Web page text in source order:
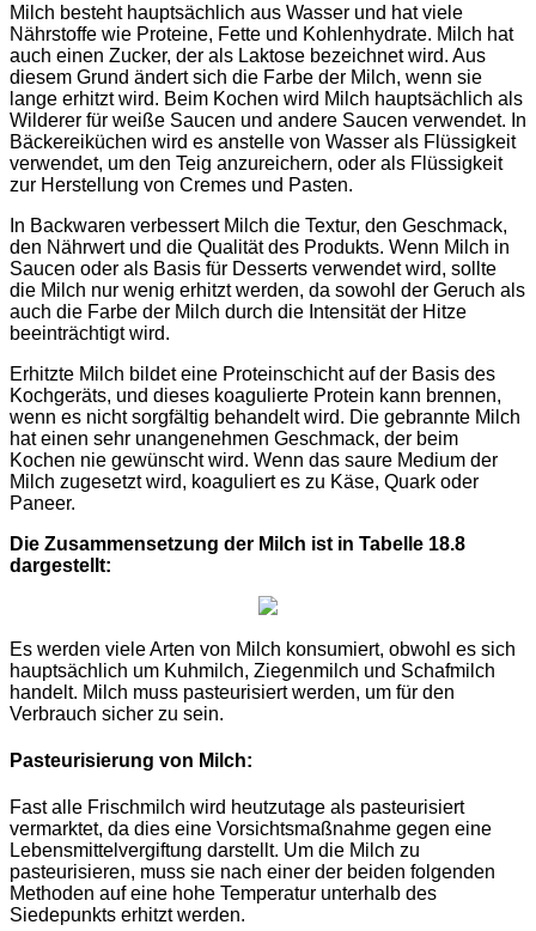
Milch besteht hauptsächlich aus Wasser und hat viele
Nährstoffe wie Proteine, Fette und Kohlenhydrate. Milch hat
auch einen Zucker, der als Laktose bezeichnet wird. Aus
diesem Grund ändert sich die Farbe der Milch, wenn sie
lange erhitzt wird. Beim Kochen wird Milch hauptsächlich als
Wilderer für weiße Saucen und andere Saucen verwendet. In
Bäckereiküchen wird es anstelle von Wasser als Flüssigkeit
verwendet, um den Teig anzureichern, oder als Flüssigkeit
zur Herstellung von Cremes und Pasten.
In Backwaren verbessert Milch die Textur, den Geschmack,
den Nährwert und die Qualität des Produkts. Wenn Milch in
Saucen oder als Basis für Desserts verwendet wird, sollte
die Milch nur wenig erhitzt werden, da sowohl der Geruch als
auch die Farbe der Milch durch die Intensität der Hitze
beeinträchtigt wird.
Erhitzte Milch bildet eine Proteinschicht auf der Basis des
Kochgeräts, und dieses koagulierte Protein kann brennen,
wenn es nicht sorgfältig behandelt wird. Die gebrannte Milch
hat einen sehr unangenehmen Geschmack, der beim
Kochen nie gewünscht wird. Wenn das saure Medium der
Milch zugesetzt wird, koaguliert es zu Käse, Quark oder
Paneer.
Die Zusammensetzung der Milch ist in Tabelle 18.8
dargestellt:
Es werden viele Arten von Milch konsumiert, obwohl es sich
hauptsächlich um Kuhmilch, Ziegenmilch und Schafmilch
handelt. Milch muss pasteurisiert werden, um für den
Verbrauch sicher zu sein.
Pasteurisierung von Milch:
Fast alle Frischmilch wird heutzutage als pasteurisiert
vermarktet, da dies eine Vorsichtsmaßnahme gegen eine
Lebensmittelvergiftung darstellt. Um die Milch zu
pasteurisieren, muss sie nach einer der beiden folgenden
Methoden auf eine hohe Temperatur unterhalb des
Siedepunkts erhitzt werden.